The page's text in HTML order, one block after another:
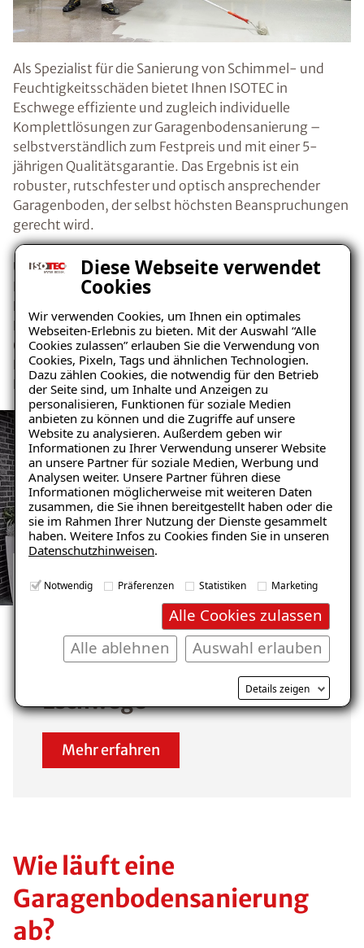
Diese Webseite verwendet
Cookies
Wir verwenden Cookies, um Ihnen ein optimales
Webseiten-Erlebnis zu bieten. Mit der Auswahl “Alle
Cookies zulassen” erlauben Sie die Verwendung von
Cookies, Pixeln, Tags und ähnlichen Technologien.
Dazu zählen Cookies, die notwendig für den Betrieb
der Seite sind, um Inhalte und Anzeigen zu
personalisieren, Funktionen für soziale Medien
anbieten zu können und die Zugriffe auf unsere
Website zu analysieren. Außerdem geben wir
Informationen zu Ihrer Verwendung unserer Website
an unsere Partner für soziale Medien, Werbung und
Analysen weiter. Unsere Partner führen diese
Informationen möglicherweise mit weiteren Daten
zusammen, die Sie ihnen bereitgestellt haben oder die
sie im Rahmen Ihrer Nutzung der Dienste gesammelt
haben. Weitere Infos zu Cookies finden Sie in unseren
Datenschutzhinweisen.
Notwendig Präferenzen Statistiken Marketing
Alle Cookies zulassen
Auswahl erlauben
Alle ablehnen
Details zeigen
Als Spezialist für die Sanierung von Schimmel- und
Feuchtigkeitsschäden bietet Ihnen ISOTEC in
Eschwege effiziente und zugleich individuelle
Komplettlösungen zur Garagenbodensanierung –
selbstverständlich zum Festpreis und mit einer 5-
jährigen Qualitätsgarantie. Das Ergebnis ist ein
robuster, rutschfester und optisch ansprechender
Garagenboden, der selbst höchsten Beanspruchungen
gerecht wird.
Unser speziell konzipiertes dünnschichtiges
Beschichtungssystem sorgt dabei für eine optimale
Haftung zwischen Belag und Untergrund. Neben der
Erneuerung des Garagenbodens umfasst die Sanierung
(bei Bedarf) auch die Beseitigung übriger
Feuchtigkeitsquellen. Auch bereits bestehende
Feuchtigkeitsschäden werden dabei von uns behoben.
GARAGENSANIERUNG REFERENZEN
Unsere zufriedenen
Eschwege
Mehr erfahren
Wie läuft eine
Garagenbodensanierung
ab?
Ratgeber „Sofort-Tipps gegen
Feuchtigkeit“
– jetzt kostenlos
herunterladen!
E-Mail eingeben
Kostenlosen Ratgeber anfordern
Voraussetzung für den Erhalt des kostenfreien
Ratgebers ist die Anmeldung zu unserem Newsletter.